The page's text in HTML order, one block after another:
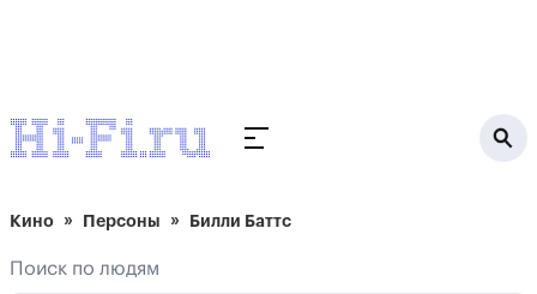
Кино Персоны Билли Баттс
Поиск по людям